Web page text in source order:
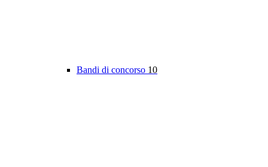
Bandi di concorso 10